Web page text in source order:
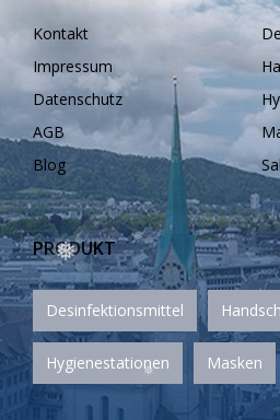
Kontakt
Impressum
Datenschutz
AGB
Blog
PRODUKT
Desinfektionsmittel
Hygienestationen Masken
❅